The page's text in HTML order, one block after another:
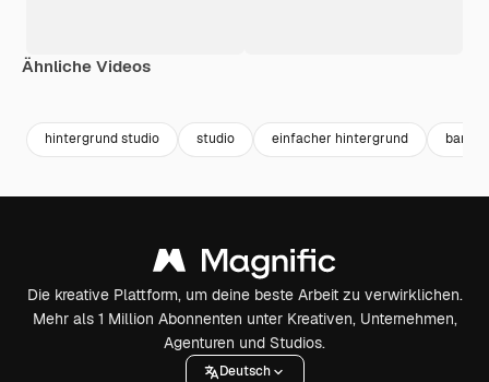
Ähnliche Videos
hintergrund studio studio einfacher hintergrund
Die kreative Plattform, um deine beste Arbeit zu verwirklichen.
Mehr als 1 Million Abonnenten unter Kreativen, Unternehmen,
Agenturen und Studios.
Deutsch